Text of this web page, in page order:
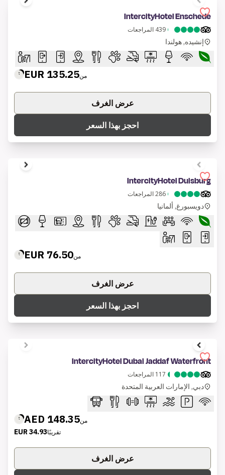
1 of 6
IntercityHotel Enschede
439 المراجعات
إنشيده, هولندا
من135.25 EUR
عرض الغرف
احجز بهذا السعر
1 of 10
IntercityHotel Duisburg
286المراجعات
دويسبورغ, ألمانيا
من76.50 EUR
عرض الغرف
احجز بهذا السعر
1 of 7
IntercityHotel Dubai Jaddaf Waterfront
117 المراجعات
دبي, الإمارات العربية المتحدة
من148.35 AED
تقريبًا34.93 EUR
عرض الغرف